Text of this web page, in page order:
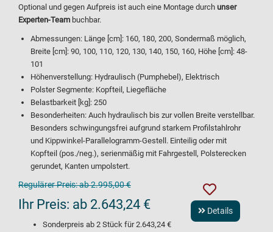
Optional und gegen Aufpreis ist auch eine Montage durch unser
Experten-Team buchbar.
Abmessungen: Länge [cm]: 160, 180, 200, Sondermaß möglich,
Breite [cm]: 90, 100, 110, 120, 130, 140, 150, 160, Höhe [cm]: 48-
101
Höhenverstellung: Hydraulisch (Pumphebel), Elektrisch
Polster Segmente: Kopfteil, Liegefläche
Belastbarkeit [kg]: 250
Besonderheiten: Auch hydraulisch bis zur vollen Breite verstellbar.
Besonders schwingungsfrei aufgrund starkem Profilstahlrohr
und Kippwinkel-Parallelogramm-Gestell. Einteilig oder mit
Kopfteil (pos./neg.), serienmäßig mit Fahrgestell, Polsterecken
gerundet, Kanten umpolstert.
Regulärer Preis:ab 2.995,00 €
Ihr Preis: ab 2.643,24 €
Sonderpreis ab 2 Stück für2.643,24 €
Details